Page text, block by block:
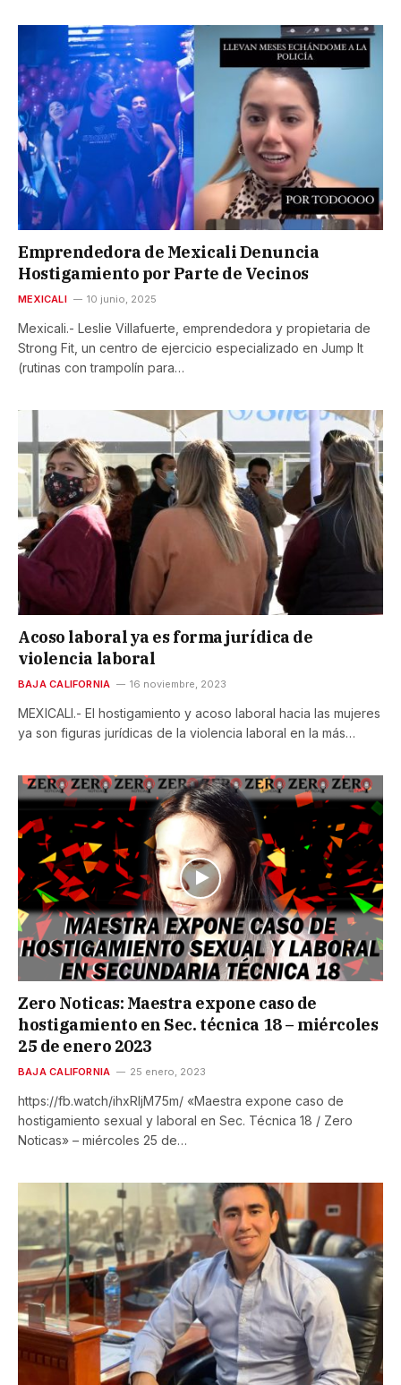
Emprendedora de Mexicali Denuncia
Hostigamiento por Parte de Vecinos
MEXICALI 10 junio, 2025
Mexicali.- Leslie Villafuerte, emprendedora y propietaria de
Strong Fit, un centro de ejercicio especializado en Jump It
(rutinas con trampolín para…
Acoso laboral ya es forma jurídica de
violencia laboral
BAJA CALIFORNIA 16 noviembre, 2023
MEXICALI.- El hostigamiento y acoso laboral hacia las mujeres
ya son figuras jurídicas de la violencia laboral en la más…
Zero Noticas: Maestra expone caso de
hostigamiento en Sec. técnica 18 – miércoles
25 de enero 2023
BAJA CALIFORNIA 25 enero, 2023
https://fb.watch/ihxRljM75m/ «Maestra expone caso de
hostigamiento sexual y laboral en Sec. Técnica 18 / Zero
Noticas» – miércoles 25 de…